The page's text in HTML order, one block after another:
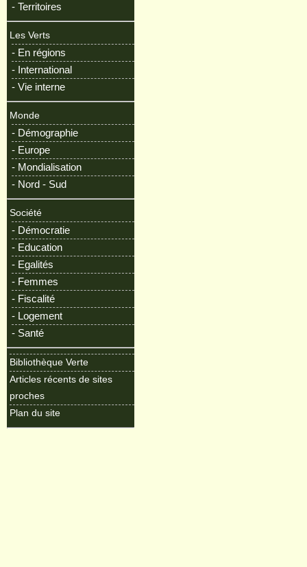
- Territoires
Les Verts
- En régions
- International
- Vie interne
Monde
- Démographie
- Europe
- Mondialisation
- Nord - Sud
Société
- Démocratie
- Education
- Egalités
- Femmes
- Fiscalité
- Logement
- Santé
Bibliothèque Verte
Articles récents de sites
proches
Plan du site